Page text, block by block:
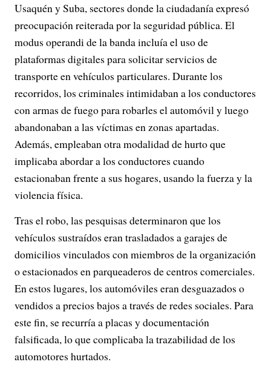
Usaquén y Suba, sectores donde la ciudadanía expresó
preocupación reiterada por la seguridad pública. El
modus operandi de la banda incluía el uso de
plataformas digitales para solicitar servicios de
transporte en vehículos particulares. Durante los
recorridos, los criminales intimidaban a los conductores
con armas de fuego para robarles el automóvil y luego
abandonaban a las víctimas en zonas apartadas.
Además, empleaban otra modalidad de hurto que
implicaba abordar a los conductores cuando
estacionaban frente a sus hogares, usando la fuerza y la
violencia física.
Tras el robo, las pesquisas determinaron que los
vehículos sustraídos eran trasladados a garajes de
domicilios vinculados con miembros de la organización
o estacionados en parqueaderos de centros comerciales.
En estos lugares, los automóviles eran desguazados o
vendidos a precios bajos a través de redes sociales. Para
este fin, se recurría a placas y documentación
falsificada, lo que complicaba la trazabilidad de los
automotores hurtados.